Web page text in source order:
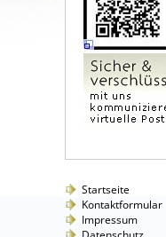
Startseite
Kontaktformular
Impressum